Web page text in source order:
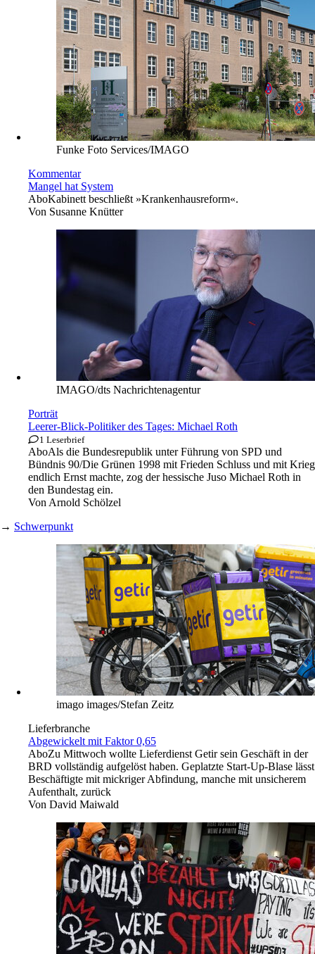
Funke Foto Services/IMAGO
Kommentar
Mangel hat System
AboKabinett beschließt »Krankenhausreform«.
Von Susanne Knütter
IMAGO/dts Nachrichtenagentur
Porträt
Leerer-Blick-Politiker des Tages: Michael Roth
1 Leserbrief
AboAls die Bundesrepublik unter Führung von SPD und
Bündnis 90/Die Grünen 1998 mit Frieden Schluss und mit Krieg
endlich Ernst machte, zog der hessische Juso Michael Roth in
den Bundestag ein.
Von Arnold Schölzel
→ Schwerpunkt
imago images/Stefan Zeitz
Lieferbranche
Abgewickelt mit Faktor 0,65
AboZu Mittwoch wollte Lieferdienst Getir sein Geschäft in der
BRD vollständig aufgelöst haben. Geplatzte Start-Up-Blase lässt
Beschäftigte mit mickriger Abfindung, manche mit unsicherem
Aufenthalt, zurück
Von David Maiwald